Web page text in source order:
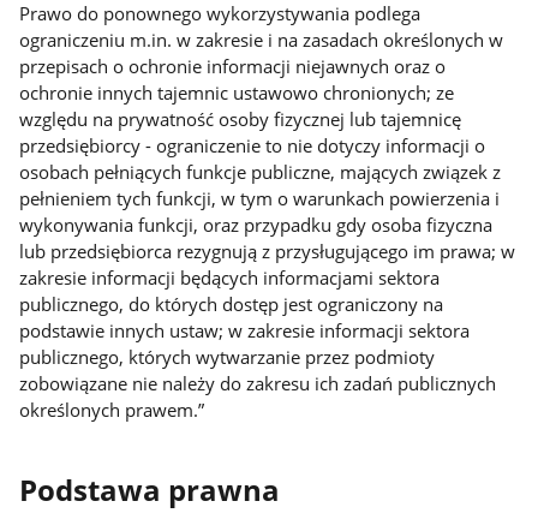
Prawo do ponownego wykorzystywania podlega
ograniczeniu m.in. w zakresie i na zasadach określonych w
przepisach o ochronie informacji niejawnych oraz o
ochronie innych tajemnic ustawowo chronionych; ze
względu na prywatność osoby fizycznej lub tajemnicę
przedsiębiorcy - ograniczenie to nie dotyczy informacji o
osobach pełniących funkcje publiczne, mających związek z
pełnieniem tych funkcji, w tym o warunkach powierzenia i
wykonywania funkcji, oraz przypadku gdy osoba fizyczna
lub przedsiębiorca rezygnują z przysługującego im prawa; w
zakresie informacji będących informacjami sektora
publicznego, do których dostęp jest ograniczony na
podstawie innych ustaw; w zakresie informacji sektora
publicznego, których wytwarzanie przez podmioty
zobowiązane nie należy do zakresu ich zadań publicznych
określonych prawem.”
Podstawa prawna